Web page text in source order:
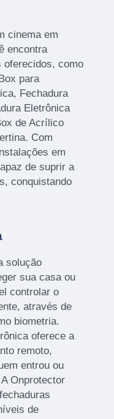
cinema em
encontra
oferecidos, como
para
Fechadura
Eletrônica
de Acrílico
Com
em
de suprir a
conquistando
solução
sua casa ou
controlar o
através de
biometria.
oferece a
remoto,
entrou ou
Onprotector
de